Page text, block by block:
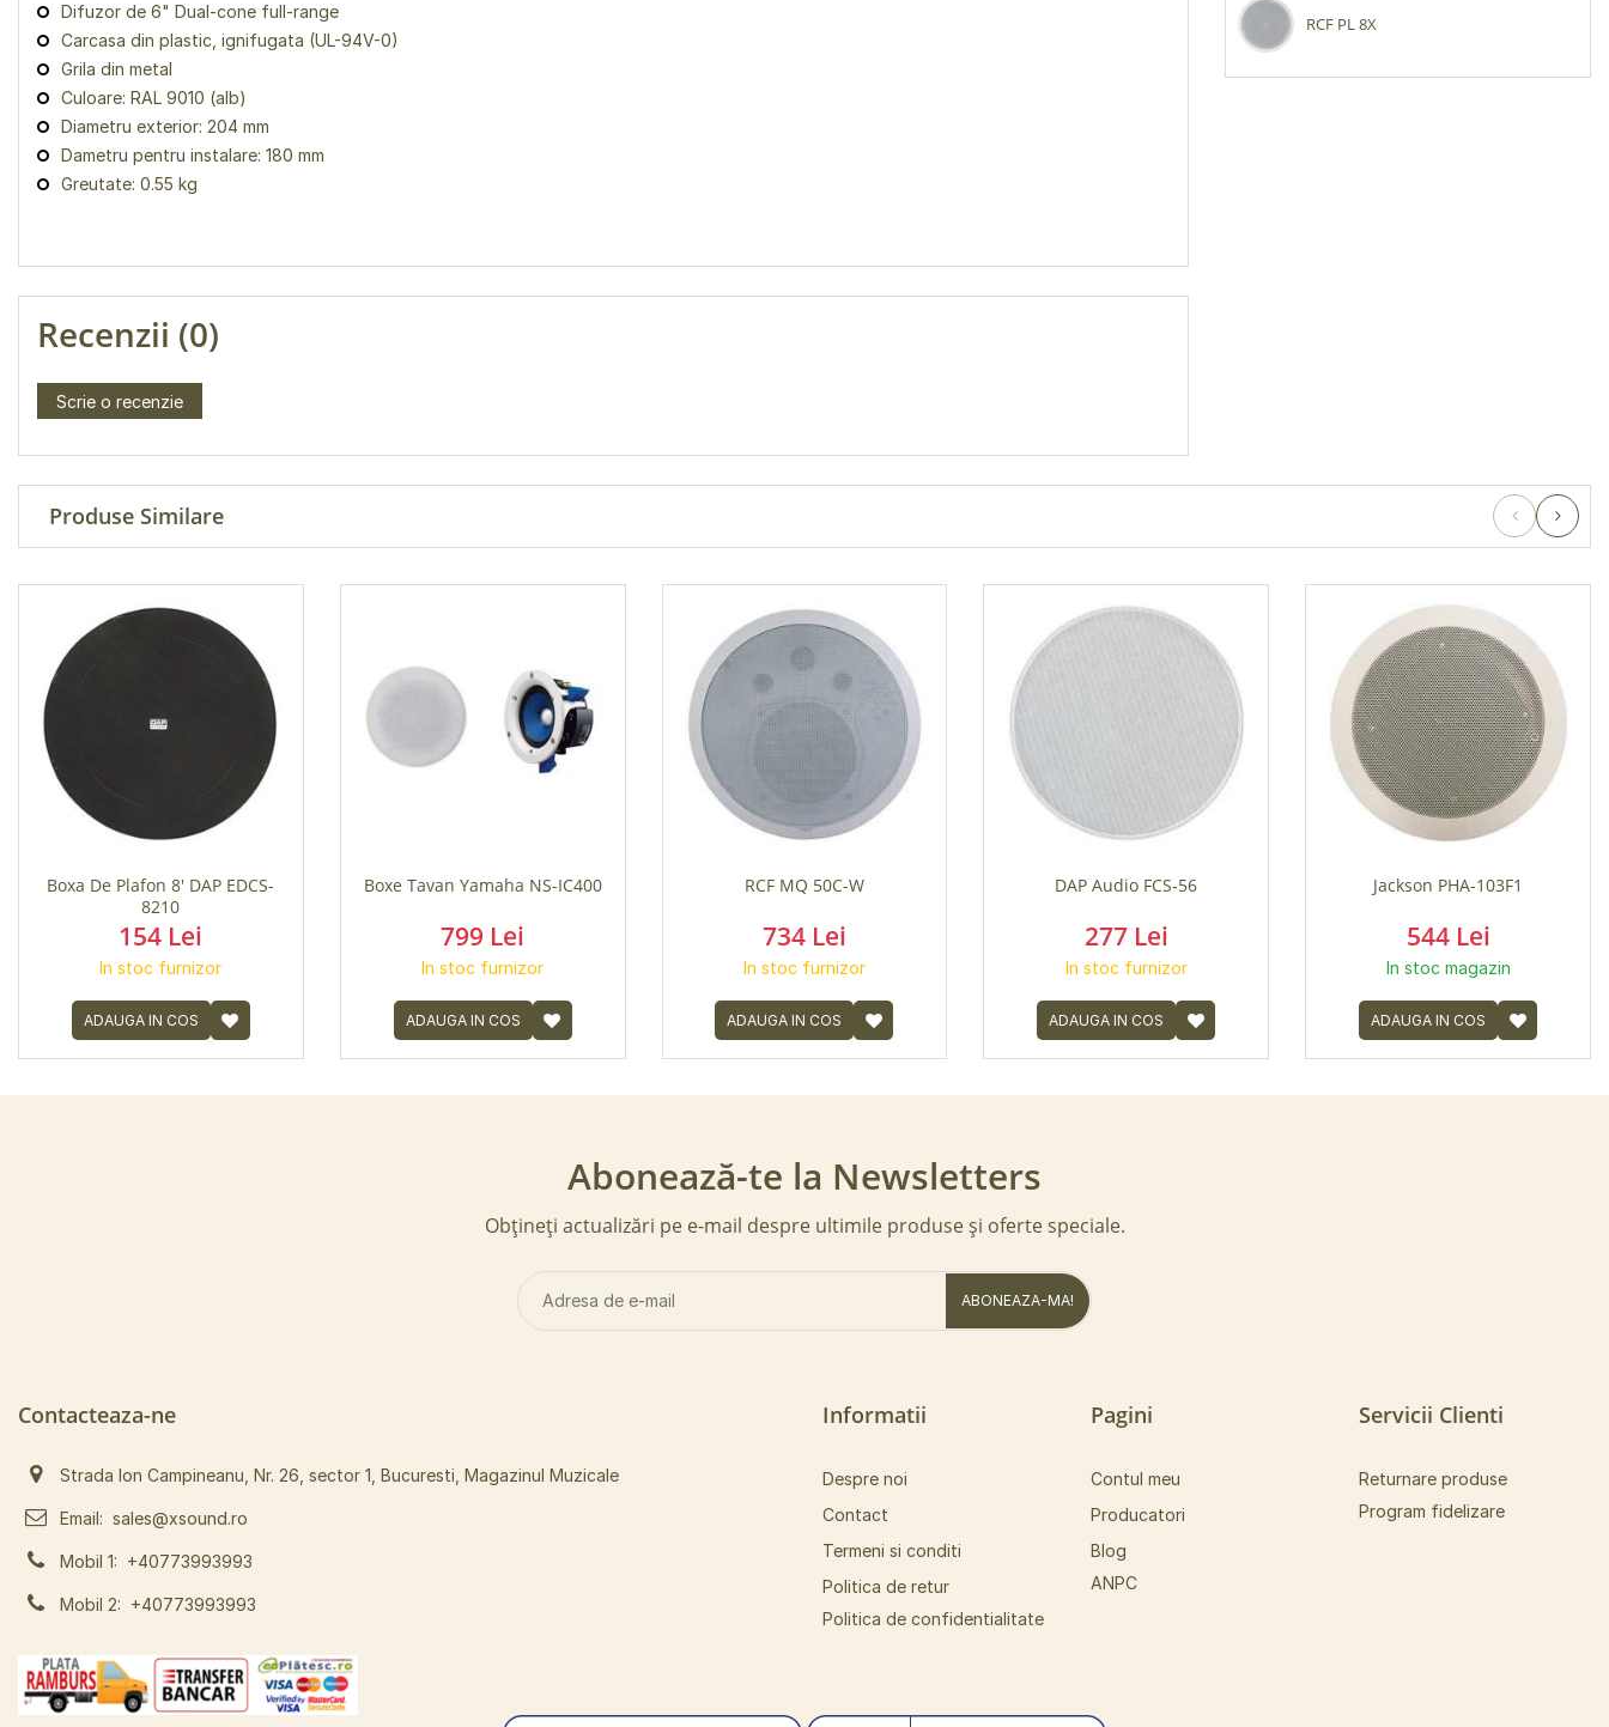
Difuzor de 6" Dual-cone full-range
Carcasa din plastic, ignifugata (UL-94V-0)
Grila din metal
Culoare: RAL 9010 (alb)
Diametru exterior: 204 mm
Dametru pentru instalare: 180 mm
Greutate: 0.55 kg
Recenzii (0)
Scrie o recenzie
RCF PL 8X
Produse Similare
Boxa De Plafon 8' DAP EDCS-
8210
154 Lei
In stoc furnizor
ADAUGA IN COS
Boxe Tavan Yamaha NS-IC400
799 Lei
In stoc furnizor
ADAUGA IN COS
RCF MQ 50C-W
734 Lei
In stoc furnizor
ADAUGA IN COS
DAP Audio FCS-56
277 Lei
In stoc furnizor
ADAUGA IN COS
Jackson PHA-103F1
544 Lei
In stoc magazin
ADAUGA IN COS
Abonează-te la Newsletters
Obțineți actualizări pe e-mail despre ultimile produse și oferte speciale.
ABONEAZA-MA!
Contacteaza-ne
Strada Ion Campineanu, Nr. 26, sector 1, Bucuresti, Magazinul Muzicale
Email: sales@xsound.ro
Mobil 1: +40773993993
Mobil 2: +40773993993
Informatii
Despre noi
Contact
Termeni si conditi
Politica de retur
Politica de confidentialitate
Pagini
Contul meu
Producatori
Blog
ANPC
Servicii Clienti
Returnare produse
Program fidelizare